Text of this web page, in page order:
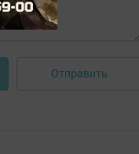
Отправить